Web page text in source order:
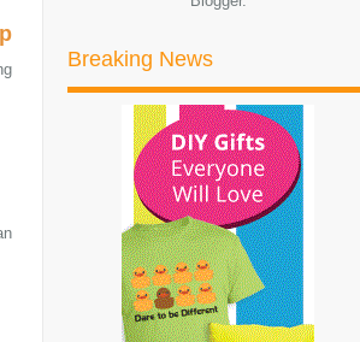
CARA NAK GUNA PETRONAS GIFT
PERBEZAAN PETRONAS MESRA
CARD DAN PETRONAS GIFT
CARD
+603-25091888 .. SILA HATI-HATI
DENGAN NO SCAM INI
ASMA-FELT-BOX | PELBAGAI
BAHAN FELT CRAFT ADA
DISINI!
List Makanan Boleh atau Tidak Boleh
Breaking News